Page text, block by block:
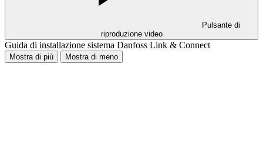
Pulsante di
riproduzione video
Guida di installazione sistema Danfoss Link & Connect
Mostra di più Mostra di meno